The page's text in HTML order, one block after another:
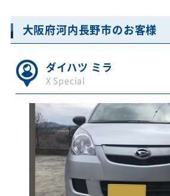
大阪府河内長野市のお客様
ダイハツ ミラ
X Special